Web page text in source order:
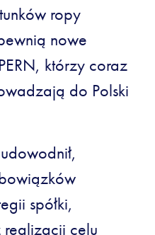
ropy
nowe
którzy coraz
do Polski
spółki,
realizacji celu